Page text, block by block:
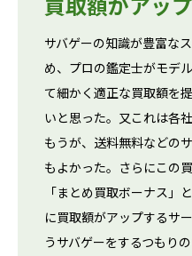
サバゲーの知識が豊富な
め、プロの鑑定士がモデ
て細かく適正な買取額を
いと思った。又これは各
もうが、送料無料などの
もよかった。さらにこの
「まとめ買取ボーナス」
に買取額がアップするサ
うサバゲーをするつもり